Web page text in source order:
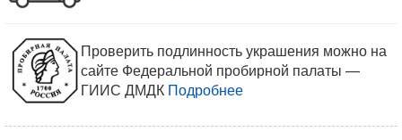
Для оптовиков
Сертификаты
Каталог украшений